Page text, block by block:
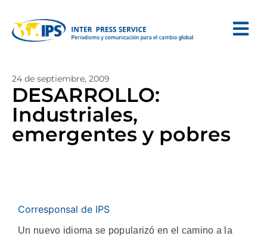
24 de septiembre, 2009
DESARROLLO:
Industriales,
emergentes y pobres
Corresponsal de IPS
Un nuevo idioma se popularizó en el camino a la